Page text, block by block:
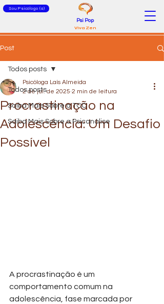
Sou Psicólogo (a)
Psi Pop
Viva Zen
Post
Todos posts
Saiba Mais Sobre a TCC
Saiba Mais Sobre a Psicanálise
Todos posts
Procrastinação na
Adolescência: Um Desafio
Possível
Psicóloga Laís Almeida
2 de jul. de 2025 2 min de leitura
A procrastinação é um
comportamento comum na
adolescência, fase marcada por